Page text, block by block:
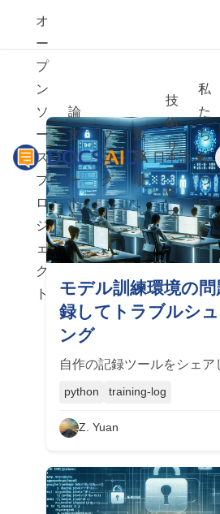
オ
ー
プ
ン
ソ
ー
ス
プ
ロ
ジ
ェ
ク
ト
論
文
ノ
ー
ト
ブ
ロ
グ
遊
び
場
技
術
サ
ー
ビ
ス
私
た
ち
に
つ
い
て
日本語
モデル訓練環境の
録してトラブルシ
ング
自作の記録ツールをシェア
python training-log
Z. Yuan